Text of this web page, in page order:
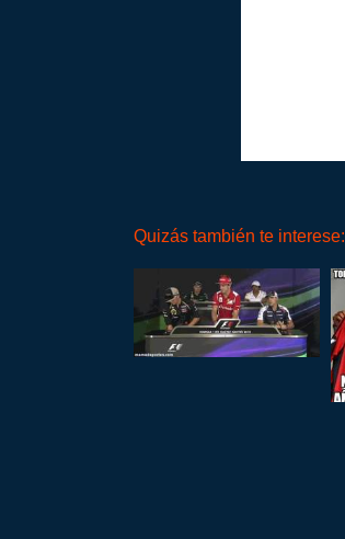
Quizás también te interese: